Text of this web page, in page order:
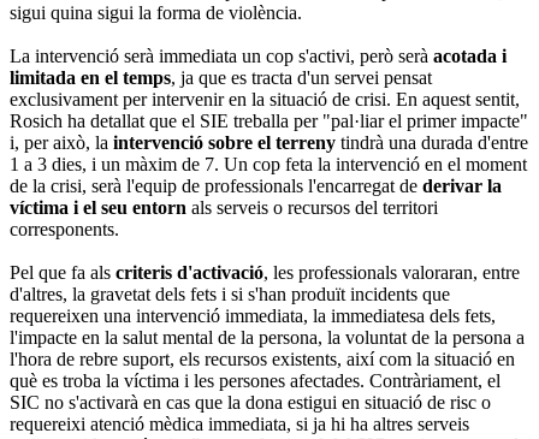
sigui quina sigui la forma de violència.
La intervenció serà immediata un cop s'activi, però serà acotada i
limitada en el temps, ja que es tracta d'un servei pensat
exclusivament per intervenir en la situació de crisi. En aquest sentit,
Rosich ha detallat que el SIE treballa per "pal·liar el primer impacte"
i, per això, la intervenció sobre el terreny tindrà una durada d'entre
1 a 3 dies, i un màxim de 7. Un cop feta la intervenció en el moment
de la crisi, serà l'equip de professionals l'encarregat de derivar la
víctima i el seu entorn als serveis o recursos del territori
corresponents.
Pel que fa als criteris d'activació, les professionals valoraran, entre
d'altres, la gravetat dels fets i si s'han produït incidents que
requereixen una intervenció immediata, la immediatesa dels fets,
l'impacte en la salut mental de la persona, la voluntat de la persona a
l'hora de rebre suport, els recursos existents, així com la situació en
què es troba la víctima i les persones afectades. Contràriament, el
SIC no s'activarà en cas que la dona estigui en situació de risc o
requereixi atenció mèdica immediata, si ja hi ha altres serveis